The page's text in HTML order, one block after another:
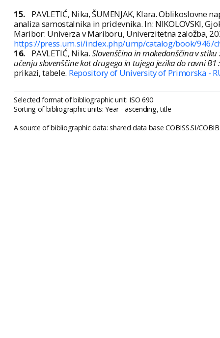
15.
PAVLETIĆ, Nika, ŠUMENJAK, Klara. Oblikoslovne
analiza samostalnika in pridevnika. In: NIKOLOVSKI,
Maribor: Univerza v Mariboru, Univerzitetna založba,
https://press.um.si/index.php/ump/catalog/book/946/
16.
PAVLETIĆ, Nika.Slovenščina in makedonščina v
učenju slovenščine kot drugega in tujega jezika do ravni
prikazi, tabele. Repository of University of Primorska -
Selected format of bibliographic unit: ISO 690
Sorting of bibliographic units: Year - ascending, title
A source of bibliographic data: shared data base COBISS.SI/